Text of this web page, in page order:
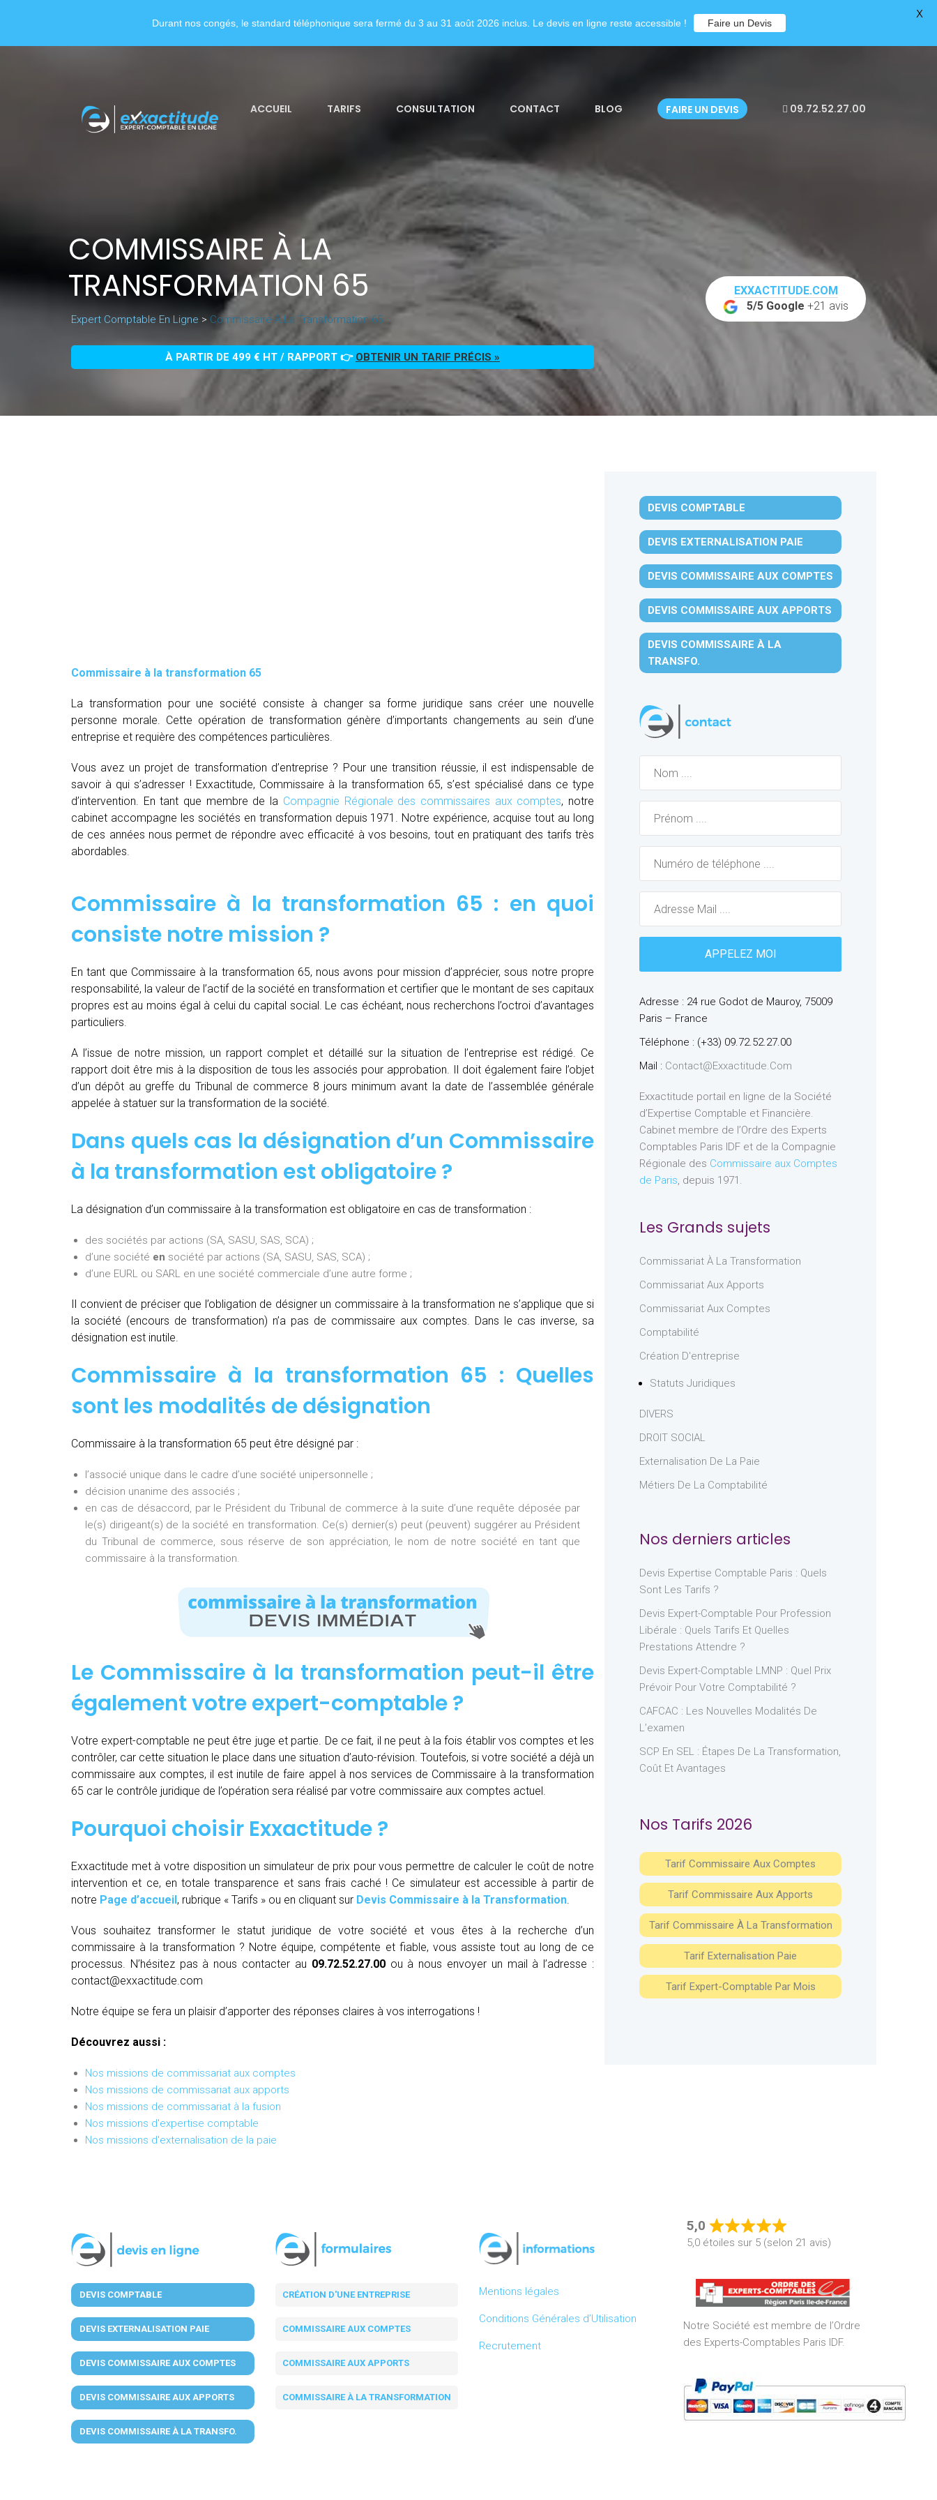
ACCUEIL TARIFS CONSULTATION CONTACT BLOG FAIRE UN DEVIS 09.72.52.27.00
COMMISSAIRE À LA
TRANSFORMATION 65
Expert Comptable En Ligne > Commissaire À La Transformation 65
À PARTIR DE 499 € HT / RAPPORT 👉 OBTENIR UN TARIF PRÉCIS »
EXXACTITUDE.COM
5/5 Google +21 avis
Commissaire à la transformation 65
La transformation pour une société consiste à changer sa forme juridique sans créer une nouvelle
personne morale. Cette opération de transformation génère d’importants changements au sein d’une
entreprise et requière des compétences particulières.
Vous avez un projet de transformation d’entreprise ? Pour une transition réussie, il est indispensable de
savoir à qui s’adresser ! Exxactitude, Commissaire à la transformation 65, s’est spécialisé dans ce type
d’intervention. En tant que membre de la Compagnie Régionale des commissaires aux comptes, notre
cabinet accompagne les sociétés en transformation depuis 1971. Notre expérience, acquise tout au long
de ces années nous permet de répondre avec efficacité à vos besoins, tout en pratiquant des tarifs très
abordables.
Commissaire à la transformation 65 : en quoi
consiste notre mission ?
En tant que Commissaire à la transformation 65, nous avons pour mission d’apprécier, sous notre propre
responsabilité, la valeur de l’actif de la société en transformation et certifier que le montant de ses capitaux
propres est au moins égal à celui du capital social. Le cas échéant, nous recherchons l’octroi d’avantages
particuliers.
A l’issue de notre mission, un rapport complet et détaillé sur la situation de l’entreprise est rédigé. Ce
rapport doit être mis à la disposition de tous les associés pour approbation. Il doit également faire l’objet
d’un dépôt au greffe du Tribunal de commerce 8 jours minimum avant la date de l’assemblée générale
appelée à statuer sur la transformation de la société.
Dans quels cas la désignation d’un Commissaire
à la transformation est obligatoire ?
La désignation d’un commissaire à la transformation est obligatoire en cas de transformation :
des sociétés par actions (SA, SASU, SAS, SCA) ;
d’une société en société par actions (SA, SASU, SAS, SCA) ;
d’une EURL ou SARL en une société commerciale d’une autre forme ;
Il convient de préciser que l’obligation de désigner un commissaire à la transformation ne s’applique que si
la société (encours de transformation) n’a pas de commissaire aux comptes. Dans le cas inverse, sa
désignation est inutile.
Commissaire à la transformation 65 : Quelles
sont les modalités de désignation
Commissaire à la transformation 65 peut être désigné par :
l’associé unique dans le cadre d’une société unipersonnelle ;
décision unanime des associés ;
en cas de désaccord, par le Président du Tribunal de commerce à la suite d’une requête déposée par
le(s) dirigeant(s) de la société en transformation. Ce(s) dernier(s) peut (peuvent) suggérer au Président
du Tribunal de commerce, sous réserve de son appréciation, le nom de notre société en tant que
commissaire à la transformation.
Le Commissaire à la transformation peut-il être
également votre expert-comptable ?
Votre expert-comptable ne peut être juge et partie. De ce fait, il ne peut à la fois établir vos comptes et les
contrôler, car cette situation le place dans une situation d’auto-révision. Toutefois, si votre société a déjà un
commissaire aux comptes, il est inutile de faire appel à nos services de Commissaire à la transformation
65 car le contrôle juridique de l’opération sera réalisé par votre commissaire aux comptes actuel.
Pourquoi choisir Exxactitude ?
Exxactitude met à votre disposition un simulateur de prix pour vous permettre de calculer le coût de notre
intervention et ce, en totale transparence et sans frais caché ! Ce simulateur est accessible à partir de
notre Page d’accueil, rubrique « Tarifs » ou en cliquant sur Devis Commissaire à la Transformation.
Vous souhaitez transformer le statut juridique de votre société et vous êtes à la recherche d’un
commissaire à la transformation ? Notre équipe, compétente et fiable, vous assiste tout au long de ce
processus. N’hésitez pas à nous contacter au 09.72.52.27.00ou à nous envoyer un mail à l’adresse :
contact@exxactitude.com
Notre équipe se fera un plaisir d’apporter des réponses claires à vos interrogations !
Découvrez aussi :
Nos missions de commissariat aux comptes
Nos missions de commissariat aux apports
Nos missions de commissariat à la fusion
Nos missions d'expertise comptable
Nos missions d'externalisation de la paie
DEVIS COMPTABLE
DEVIS EXTERNALISATION PAIE
DEVIS COMMISSAIRE AUX COMPTES
DEVIS COMMISSAIRE AUX APPORTS
DEVIS COMMISSAIRE À LA
TRANSFO.
Adresse : 24 rue Godot de Mauroy, 75009
Paris – France
Téléphone : (+33) 09.72.52.27.00
Mail : Contact@exxactitude.com
Exxactitude portail en ligne de la Société
d’Expertise Comptable et Financière.
Cabinet membre de l’Ordre des Experts
Comptables Paris IDF et de la Compagnie
Régionale des Commissaire aux Comptes
de Paris, depuis 1971.
Les Grands sujets
Commissariat À La Transformation
Commissariat Aux Apports
Commissariat Aux Comptes
Comptabilité
Création D'entreprise
Statuts Juridiques
DIVERS
DROIT SOCIAL
Externalisation De La Paie
Métiers De La Comptabilité
Nos derniers articles
Devis Expertise Comptable Paris : Quels
Sont Les Tarifs ?
Devis Expert-Comptable Pour Profession
Libérale : Quels Tarifs Et Quelles
Prestations Attendre ?
Devis Expert-Comptable LMNP : Quel Prix
Prévoir Pour Votre Comptabilité ?
CAFCAC : Les Nouvelles Modalités De
L’examen
SCP En SEL : Étapes De La Transformation,
Coût Et Avantages
Nos Tarifs 2026
Tarif Commissaire Aux Comptes
Tarif Commissaire Aux Apports
Tarif Commissaire À La Transformation
Tarif Externalisation Paie
Tarif Expert-Comptable Par Mois
DEVIS COMPTABLE
DEVIS EXTERNALISATION PAIE
DEVIS COMMISSAIRE AUX COMPTES
DEVIS COMMISSAIRE AUX APPORTS
DEVIS COMMISSAIRE À LA TRANSFO.
CRÉATION D'UNE ENTREPRISE
COMMISSAIRE AUX COMPTES
COMMISSAIRE AUX APPORTS
COMMISSAIRE À LA TRANSFORMATION
Mentions légales
Conditions Générales d’Utilisation
Recrutement
5,0
Rated
5,0
5
5,0 étoiles sur 5 (selon 21 avis)
Notre Société est membre de l’Ordre
des Experts-Comptables Paris IDF.
Durant nos congés, le standard téléphonique sera fermé du 3 au 31 août 2026 inclus. Le devis en ligne reste accessible ! Faire un Devis
X